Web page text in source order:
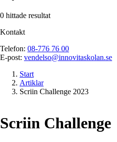
0 hittade resultat
Kontakt
Telefon: 08-776 76 00
E-post: vendelso@innovitaskolan.se
Start
Artiklar
Scriin Challenge 2023
Scriin Challenge